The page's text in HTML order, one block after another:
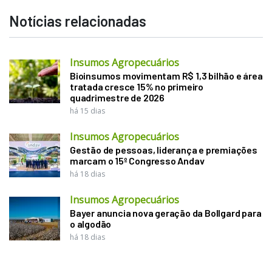
Notícias relacionadas
Insumos Agropecuários
Bioinsumos movimentam R$ 1,3 bilhão e área
tratada cresce 15% no primeiro
quadrimestre de 2026
há 15 dias
Insumos Agropecuários
Gestão de pessoas, liderança e premiações
marcam o 15º Congresso Andav
há 18 dias
Insumos Agropecuários
Bayer anuncia nova geração da Bollgard para
o algodão
há 18 dias